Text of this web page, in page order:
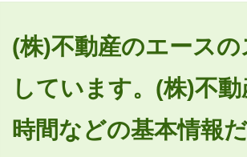
(株)不動産のエース
しています。(株)不
時間などの基本情報